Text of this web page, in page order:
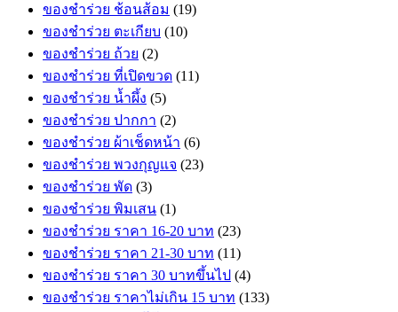
ของชำร่วย ช้อนส้อม (19)
ของชำร่วย ตะเกียบ (10)
ของชำร่วย ถ้วย (2)
ของชำร่วย ที่เปิดขวด (11)
ของชำร่วย น้ำผึ้ง (5)
ของชำร่วย ปากกา (2)
ของชำร่วย ผ้าเช็ดหน้า (6)
ของชำร่วย พวงกุญแจ (23)
ของชำร่วย พัด (3)
ของชำร่วย พิมเสน (1)
ของชำร่วย ราคา 16-20 บาท (23)
ของชำร่วย ราคา 21-30 บาท (11)
ของชำร่วย ราคา 30 บาทขึ้นไป (4)
ของชำร่วย ราคาไม่เกิน 15 บาท (133)